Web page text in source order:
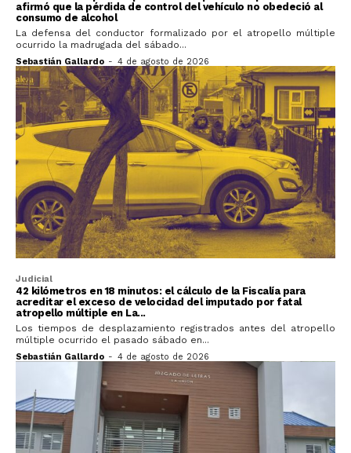
afirmó que la pérdida de control del vehículo no obedeció al
consumo de alcohol
La defensa del conductor formalizado por el atropello múltiple
ocurrido la madrugada del sábado...
Sebastián Gallardo - 4 de agosto de 2026
Judicial
42 kilómetros en 18 minutos: el cálculo de la Fiscalía para
acreditar el exceso de velocidad del imputado por fatal
atropello múltiple en La...
Los tiempos de desplazamiento registrados antes del atropello
múltiple ocurrido el pasado sábado en...
Sebastián Gallardo - 4 de agosto de 2026